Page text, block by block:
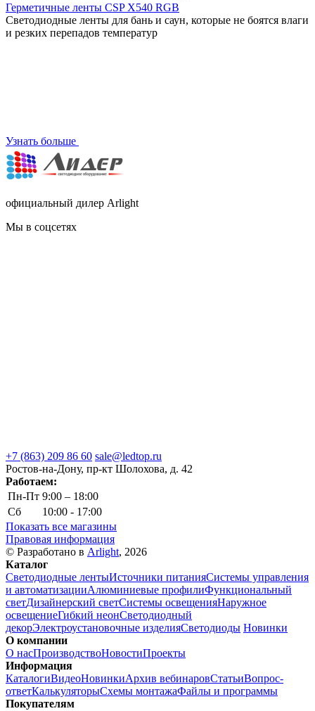
Герметичные ленты CSP X540 RGB
Светодиодные ленты для бань и саун, которые не боятся влаги
и резких перепадов температур
Узнать больше
официальный дилер Arlight
Мы в соцсетях
+7 (863) 209 86 60 sale@ledtop.ru
Ростов-на-Дону, пр-кт Шолохова, д. 42
Работаем:
Пн-Пт 9:00 – 18:00
Сб
10:00 - 17:00
Показать все магазины
Правовая информация
© Разработано в Arlight, 2026
Каталог
Светодиодные лентыИсточники питанияСистемы управления
и автоматизацииАлюминиевые профилиФункциональный
светДизайнерский светСистемы освещенияНаружное
освещениеГибкий неонСветодиодный
декорЭлектроустановочные изделияСветодиоды Новинки
О компании
О насПроизводствоНовостиПроекты
Информация
КаталогиВидеоНовинкиАрхив вебинаровСтатьиВопрос-
ответКалькуляторыСхемы монтажаФайлы и программы
Покупателям